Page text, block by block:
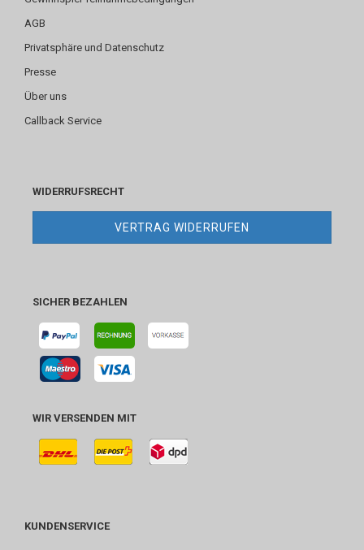
AGB
Privatsphäre und Datenschutz
Presse
Über uns
Callback Service
WIDERRUFSRECHT
VERTRAG WIDERRUFEN
SICHER BEZAHLEN
WIR VERSENDEN MIT
KUNDENSERVICE